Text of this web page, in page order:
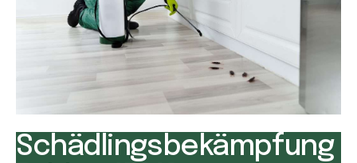
Schädlingsbekämpfung